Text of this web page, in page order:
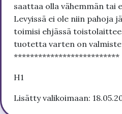
saattaa olla vähemmän tai
Levyissä ei ole niin pahoja
toimisi ehjässä
tuotetta varten on
**************************
H1
Lisätty valikoimaan: